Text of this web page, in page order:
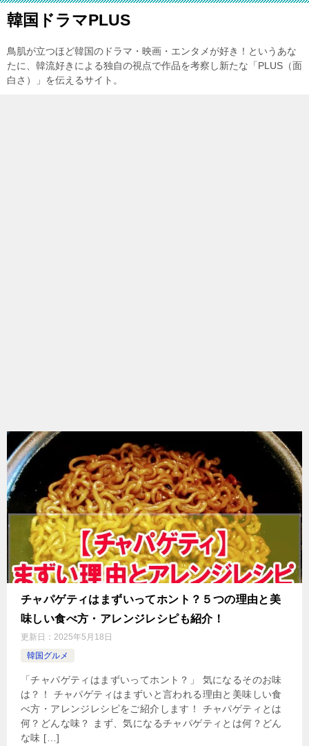
韓国ドラマPLUS
鳥肌が立つほど韓国のドラマ・映画・エンタメが好き！というあな
たに、韓流好きによる独自の視点で作品を考察し新たな「PLUS（面
白さ）」を伝えるサイト。
チャパゲティはまずいってホント？５つの理由と美
味しい食べ方・アレンジレシピも紹介！
更新日： 2025年5月18日
韓国グルメ
「チャパゲティはまずいってホント？」 気になるそのお味
は？！ チャパゲティはまずいと言われる理由と美味しい食
べ方・アレンジレシピをご紹介します！ チャパゲティとは
何？どんな味？ まず、気になるチャパゲティとは何？どん
な味 […]